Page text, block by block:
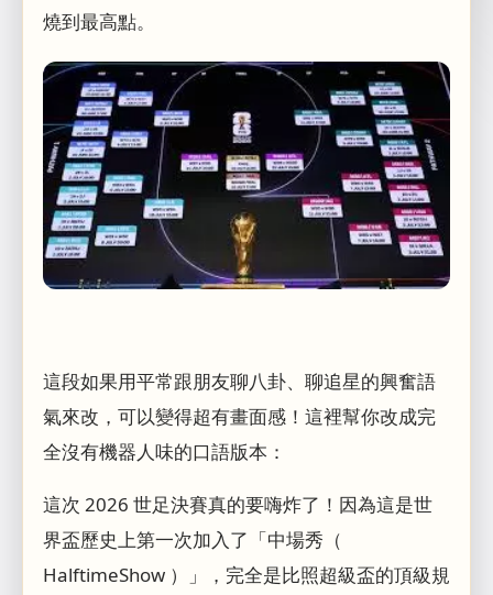
燒到最高點。
這段如果用平常跟朋友聊八卦、聊追星的興奮語
氣來改，可以變得超有畫面感！這裡幫你改成完
全沒有機器人味的口語版本：
這次 2026 世足決賽真的要嗨炸了！因為這是世
界盃歷史上第一次加入了「中場秀（
HalftimeShow ）」，完全是比照超級盃的頂級規